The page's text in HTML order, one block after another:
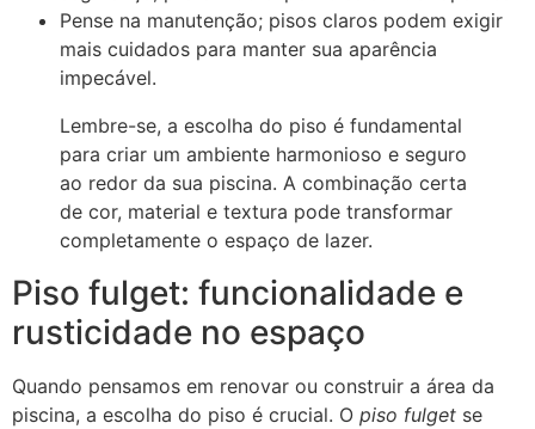
Pense na manutenção; pisos claros podem exigir
mais cuidados para manter sua aparência
impecável.
Lembre-se, a escolha do piso é fundamental
para criar um ambiente harmonioso e seguro
ao redor da sua piscina. A combinação certa
de cor, material e textura pode transformar
completamente o espaço de lazer.
Piso fulget: funcionalidade e
rusticidade no espaço
Quando pensamos em renovar ou construir a área da
piscina, a escolha do piso é crucial. O piso fulget se